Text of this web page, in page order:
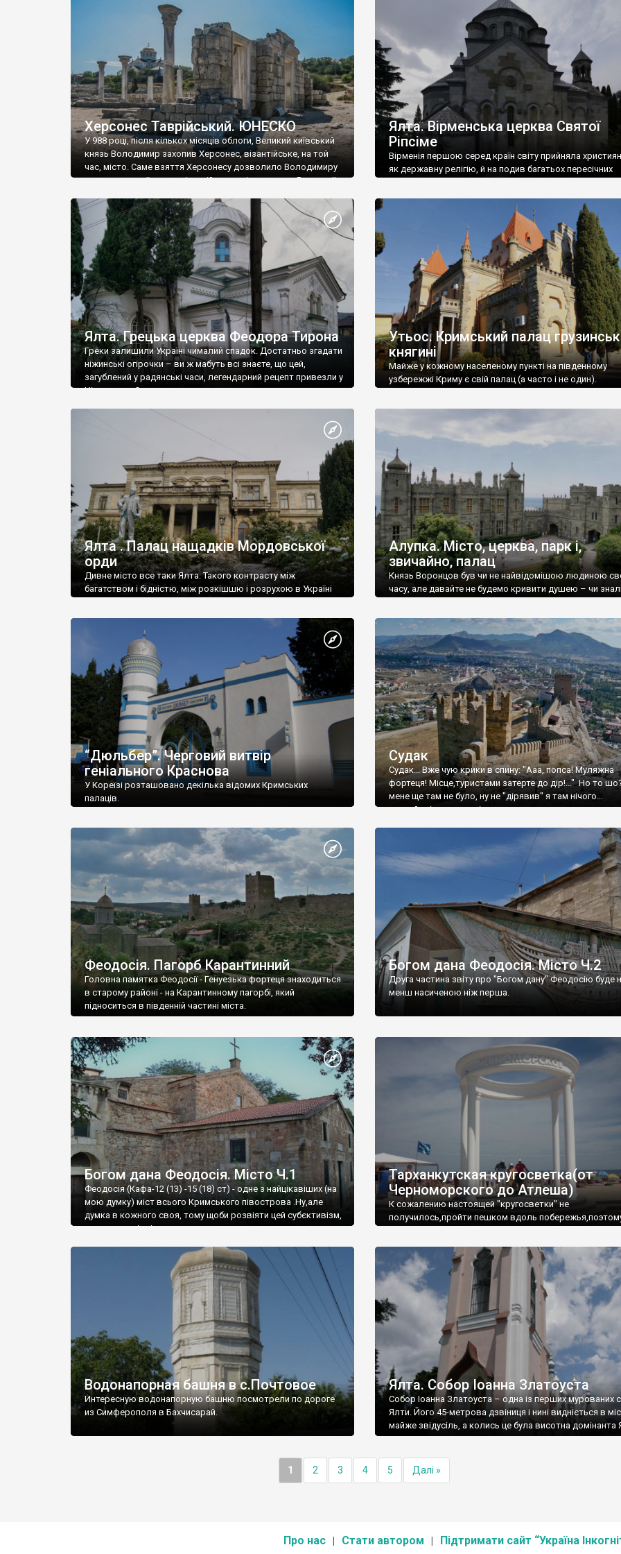
візантійської доби. Раритети викрадені з фондів об’єкту
культурної спадщини ЮНЕСКО «Херсонеса Таврійського».
Офіційно – на виставку «Золото Візантії», але експерти та
влада в Україні вважають це лише […]
називаються «повстяками» (postaki)…” “Вино. Крим
виробляє відмінне вино і його вдосталь: воно все
легке біле і дуже […]
Херсонес Таврійський. ЮНЕСКО
У 988 році, після кількох місяців облоги, Великий київський
князь Володимир захопив Херсонес, візантійське, на той
час, місто. Саме взяття Херсонесу дозволило Володимиру
диктувати свої умови візантійському імператору Василю ІІ,
Херсонесі Володимир-язичник, став Василем-
християнином. А потім було Хрещення Русі. На честь
Херсонесу Таврійського названо місто […]
Ялта. Вірменська церква Святої
Ріпсіме
Вірменія першою серед країн світу прийняла
як державну релігію, й на подив багатьох пересічних
Ялта. Грецька церква Феодора Тирона
Греки залишили Україні чималий спадок. Достатньо згадати
ніжинські огірочки – ви ж мабуть всі знаєте, що цей,
загублений у радянські часи, легендарний рецепт привезли у
Ніжин греки?
Утьос. Кримський палац
княгині
Майже у кожному населеному пункті на південному
узбережжі Криму є свій палац (а часто і не один).
Ялта . Палац нащадків Мордовської
орди
Дивне місто все таки Ялта. Такого контрасту між
багатством і бідністю, між розкішшю і розрухою в Україні
Алупка. Місто, церква, парк і,
звичайно, палац
Князь Воронцов був чи не найвідомішою людиною
часу, але давайте не будемо кривити душею – чи
“Дюльбер”. Черговий витвір
геніального Краснова
У Кореїзі розташовано декілька відомих Кримських
палаців.
Судак
Судак... Вже чую крики в спину: "Ааа, попса! Муляжна
фортеця! Місце,туристами затерте до дір!..." Но то
мене ще там не було, ну не "дірявив" я там нічого...
принаймні до цього літа.
Феодосія. Пагорб Карантинний
Головна памятка Феодосії - Генуезька фортеця знаходиться
в старому районі - на Карантинному пагорбі, який
підноситься в південній частині міста.
Богом дана Феодосія. Місто Ч.2
Друга частина звіту про "Богом дану" Феодосію буде
менш насиченою ніж перша.
Богом дана Феодосія. Місто Ч.1
Феодосія (Кафа-12 (13) -15 (18) ст) - одне з найцікавіших (на
мою думку) міст всього Кримського півострова .Ну,але
думка в кожного своя, тому щоби розвіяти цей субєктивізм,
запрошую відвідати це
Тарханкутская кругосветка(от
Черноморского до Атлеша)
К сожалению настоящей "кругосветки" не
получилось,пройти пешком вдоль
Водонапорная башня в с.Почтовое
Интересную водонапорную башню посмотрели по дороге
из Симферополя в Бахчисарай.
Ялта. Собор Іоанна Златоуста
Собор Іоанна Златоуста – одна із перших мурованих
Ялти. Його 45-метрова дзвіниця і нині видніється в
майже звідусіль, а колись це була висотна домінанта
1 2 3 4 5 Далі »
Про нас Стати автором Підтримати сайт “Україна